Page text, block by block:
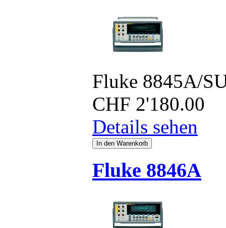
Fluke 8845A/
CHF 2'180.00
Details sehen
Fluke 8846A